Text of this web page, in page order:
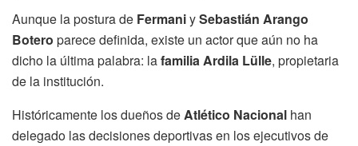
Aunque la postura de FermaniySebastián Arango
Botero parece definida, existe un actor que aún no ha
dicho la última palabra: lafamilia Ardila Lülle, propietaria
de la institución.
Históricamente los dueños deAtlético Nacional han
delegado las decisiones deportivas en los ejecutivos de